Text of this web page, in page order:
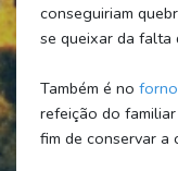
conseguiriam
se queixar da falta
Também é no forno
refeição do
fim de conservar a